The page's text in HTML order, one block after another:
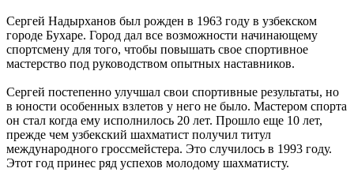
Сергей Надырханов был рожден в 1963 году в узбекском
городе Бухаре. Город дал все возможности начинающему
спортсмену для того, чтобы повышать свое спортивное
мастерство под руководством опытных наставников.
Сергей постепенно улучшал свои спортивные результаты, но
в юности особенных взлетов у него не было. Мастером спорта
он стал когда ему исполнилось 20 лет. Прошло еще 10 лет,
прежде чем узбекский шахматист получил титул
международного гроссмейстера. Это случилось в 1993 году.
Этот год принес ряд успехов молодому шахматисту.